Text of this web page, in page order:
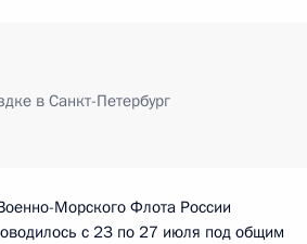
в Санкт-Петербург
Морского Флота России
с 23 по 27 июля под общим